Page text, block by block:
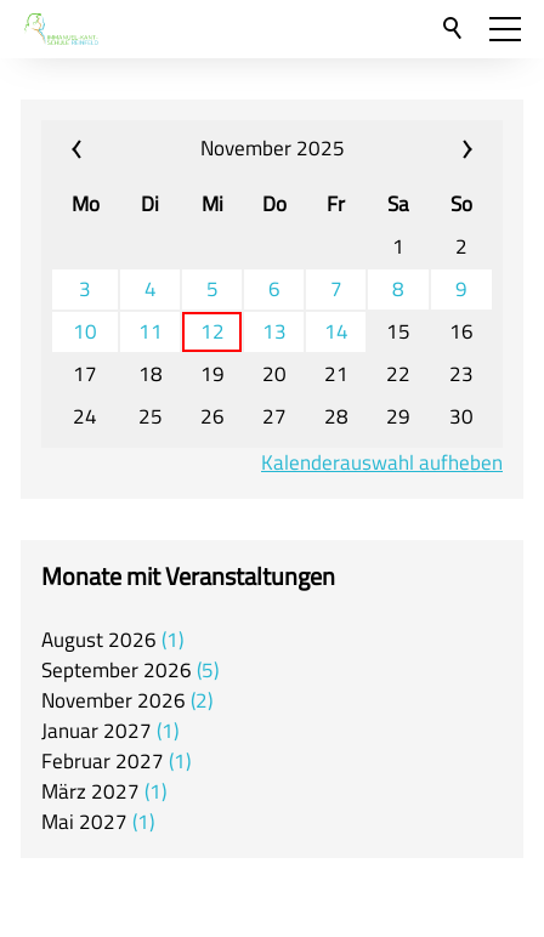
Neu hier?
Für Eltern und Schüler
Veranstaltungen und Termine
Unser Unterricht - Fachcurricula
Unsere Konzepte
Downloads
Unter-, Mittel und Oberstufe
itslearning
Arbeitsgemeinschaften
Mensa
Unsere Schulgemeinschaft
Kontakt
November 2025
Mo
Di Mi Do Fr Sa
So
1
2
3
4 5 6 7 8
9
10
11 12 13 14 15
16
17
18 19 20 21 22
23
24
25 26 27 28 29
30
Kalenderauswahl aufheben
Monate mit Veranstaltungen
August2026 1
September2026 5
November2026 2
Januar2027 1
Februar2027 1
März 2027 1
Mai 2027 1